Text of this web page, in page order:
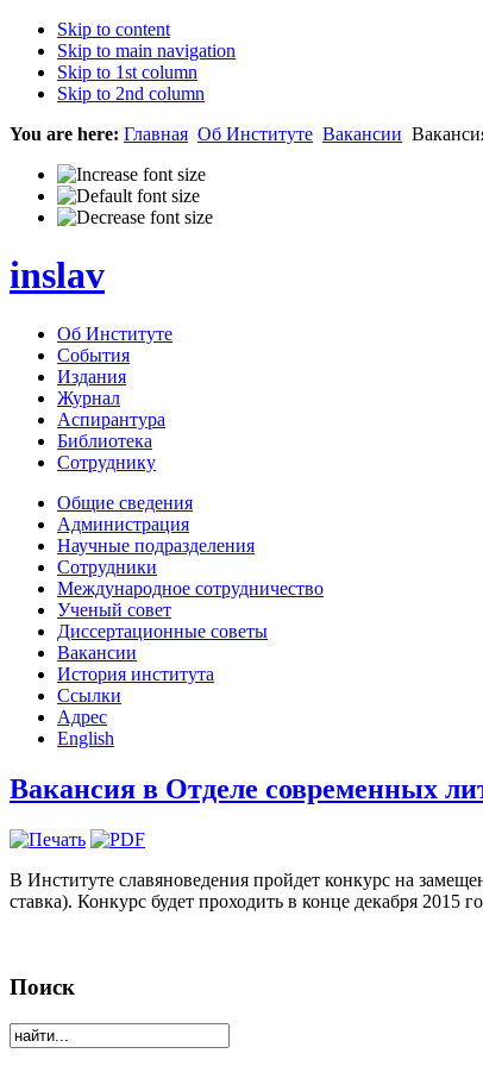
Skip to content
Skip to main navigation
Skip to 1st column
Skip to 2nd column
You are here: Главная Об Институте Вакансии
inslav
Об Институте
События
Издания
Журнал
Аспирантура
Библиотека
Сотруднику
Общие сведения
Администрация
Научные подразделения
Сотрудники
Международное сотрудничество
Ученый совет
Диссертационные советы
Вакансии
История института
Ссылки
Адрес
English
Вакансия в Отделе современных
В Институте славяноведения пройдет конкурс на
ставка). Конкурс будет проходить в конце декабря 2015
Поиск